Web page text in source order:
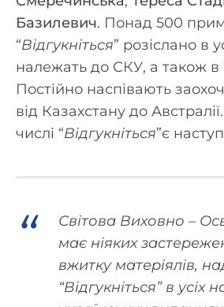
Базилевич. Понад 500
“Відгукніться” розіслано в
належать до СКУ, а також в
Постійно наспівають
від Казахстану до
числі “Відгукніться”є
Світова Виховно –
має ніяких
вжитку матеріялів,
“Відгукніться” в усіх